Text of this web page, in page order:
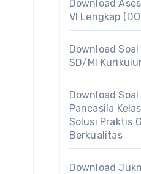
Download
VI Lengkap
Download
SD/MI
Download
Pancasila
Solusi Praktis
Berkualitas
Download